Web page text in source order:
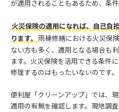
が適用されることもあるため、条件
火災保険の適用になれば、自己負
ります。雨桶修繕における火災保
ない方も多く、適用となる場合も
ます。火災保険を活用できる条件
修理するのはもったいないのです。
便利屋「クリーンアップ」では、
適用の有無を確認します。現地調